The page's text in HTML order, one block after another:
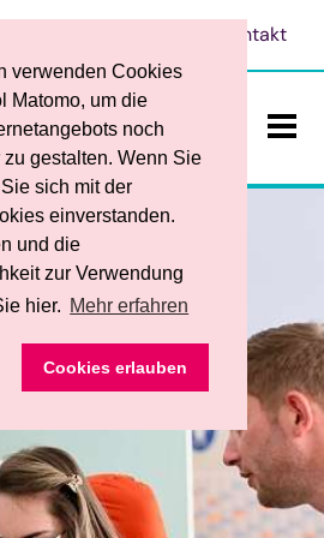
verwenden Cookies
Matomo, um die
noch
gestalten. Wenn Sie
sich mit der
einverstanden.
und die
zur Verwendung
hier. Mehr erfahren
Cookies erlauben
Kontakt
/ Produkte